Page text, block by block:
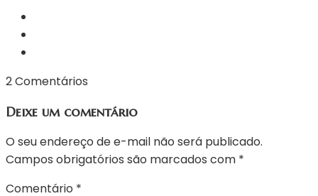
2 Comentários
Deixe um comentário
O seu endereço de e-mail não será publicado.
Campos obrigatórios são marcados com *
Comentário *